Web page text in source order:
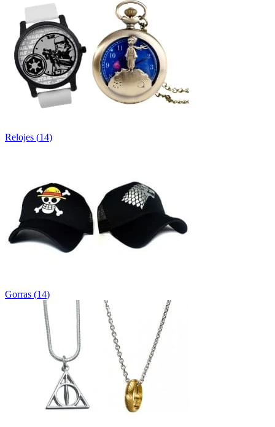
Relojes (14)
Gorras (14)